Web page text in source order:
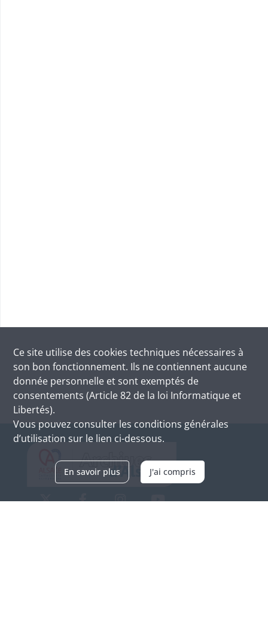
Ce site utilise des cookies techniques nécessaires à
son bon fonctionnement. Ils ne contiennent aucune
donnée personnelle et sont exemptés de
consentements (Article 82 de la loi Informatique et
Libertés).
Vous pouvez consulter les conditions générales
d’utilisation sur le lien ci-dessous.
En savoir plus J'ai compris